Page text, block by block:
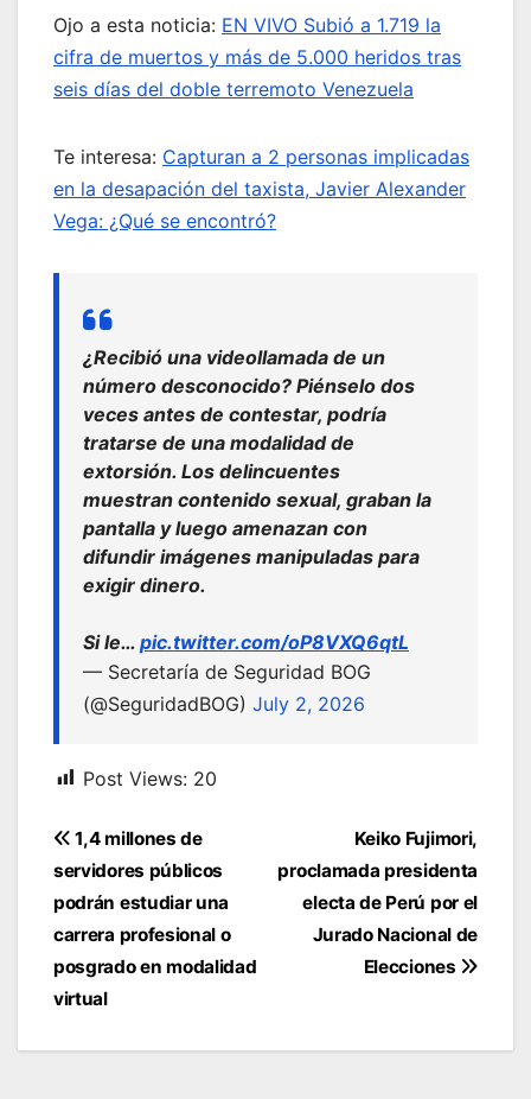
Ojo a esta noticia: EN VIVO Subió a 1.719 la
cifra de muertos y más de 5.000 heridos tras
seis días del doble terremoto Venezuela
Te interesa: Capturan a 2 personas implicadas
en la desapación del taxista, Javier Alexander
Vega: ¿Qué se encontró?
¿Recibió una videollamada de un
número desconocido? Piénselo dos
veces antes de contestar, podría
tratarse de una modalidad de
extorsión. Los delincuentes
muestran contenido sexual, graban la
pantalla y luego amenazan con
difundir imágenes manipuladas para
exigir dinero.
Si le… pic.twitter.com/oP8VXQ6qtL
— Secretaría de Seguridad BOG
(@SeguridadBOG) July 2, 2026
Post Views: 20
Navegación
de
entradas
Keiko Fujimori,
proclamada presidenta
electa de Perú por el
Jurado Nacional de
Elecciones
1,4 millones de
servidores públicos
podrán estudiar una
carrera profesional o
posgrado en modalidad
virtual